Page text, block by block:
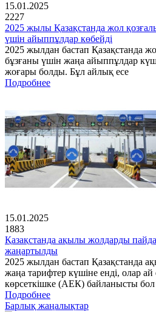
15.01.2025
2227
2025 жылы Қазақстанда жол
үшін айыппұлдар көбейді
2025 жылдан бастап Қазақстанда
бұзғаны үшін жаңа айыппұлдар
жоғары болды. Бұл айлық есе
Подробнее
15.01.2025
1883
Қазақстанда ақылы жолдарды
жаңартылды
2025 жылдан бастап Қазақстанда
жаңа тарифтер күшіне енді, олар
көрсеткішке (АЕК) байланысты бол
Подробнее
Барлық жаңалықтар